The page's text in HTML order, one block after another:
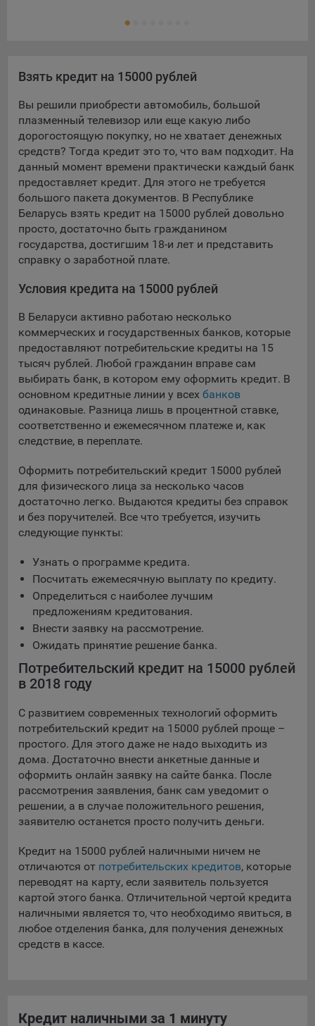
Google Analytics – сервис веб-аналитики,
Mountain View, CA 94043, USA.Политика
конфиденциальности Google.
Matomo — это система веб-аналитики, которая позволяет
следит за доступностью сервисов, предоставляемых
myfin.by.
Адрес: ООО «Рэкун технолоджи», 220069 г. Минск, пр-т
Дзержинского, д.3Б, пом.44.
Пиксель VK Рекламы - сервис позволяет показывать
рекламу на площадке VK пользователям, которые
посещали сайт.
Адрес: ООО «ВК», РФ, 125167, г. Москва, Ленинградский
проспект, д. 39, стр. 79, БЦ «SkyLight».
выбора (например, языкового). Техническая аналитика
используется для обеспечения корректной работы сайта.
Компании, которой мы поручаем обработку данных для
данной цели:
Сервис хранения информации, предоставляемый
компанией, согласно договора аренды ООО «Рэкун
технолоджи», 220069 г. Минск, пр-т Дзержинского, д.3Б,
пом.44.
Рекламные Cookie
Отключение рекламных cookie-файлы не позволит
принимать меры по совершенствованию работы
Сайта, исходя из предпочтений пользователя, а также
материалов по наиболее актуальному, подходящему
назначению для каждого конкретного пользователя.
Компании, которым мы поручаем обработку данных для
данной цели:
Яндекса рекламная сеть (Yandex Mobile Ads, ADFOX) -
Europe AG, Werftestrasse 4, CH-6005 Luzern, Switzerland.
Google Ads - сервис показа контекстной рекламы,
предоставляемый компанией Google Ireland Ltd, Gordon
House Barrow Street Dublin 4, D04E5W5 Ireland.
Сохранить мои изменения
Сохранить по умолчанию
Взять кредит на 15000 рублей
Вы решили приобрести автомобиль, большой
плазменный телевизор или еще какую либо
дорогостоящую покупку, но не хватает денежных
средств? Тогда кредит это то, что вам подходит. На
данный момент времени практически каждый банк
предоставляет кредит. Для этого не требуется
большого пакета документов. В Республике
Беларусь взять кредит на 15000 рублей довольно
просто, достаточно быть гражданином
государства, достигшим 18-и лет и представить
справку о заработной плате.
Условия кредита на 15000 рублей
В Беларуси активно работаю несколько
коммерческих и государственных банков, которые
предоставляют потребительские кредиты на 15
тысяч рублей. Любой гражданин вправе сам
выбирать банк, в котором ему оформить кредит. В
основном кредитные линии у всех банков
одинаковые. Разница лишь в процентной ставке,
соответственно и ежемесячном платеже и, как
следствие, в переплате.
Оформить потребительский кредит 15000 рублей
для физического лица за несколько часов
достаточно легко. Выдаются кредиты без справок
и без поручителей. Все что требуется, изучить
следующие пункты:
Узнать о программе кредита.
Посчитать ежемесячную выплату по кредиту.
Определиться с наиболее лучшим
предложениям кредитования.
Внести заявку на рассмотрение.
Ожидать принятие решение банка.
Потребительский кредит на 15000 рублей
в 2018 году
С развитием современных технологий оформить
потребительский кредит на 15000 рублей проще –
простого. Для этого даже не надо выходить из
дома. Достаточно внести анкетные данные и
оформить онлайн заявку на сайте банка. После
рассмотрения заявления, банк сам уведомит о
решении, а в случае положительного решения,
заявителю останется просто получить деньги.
Кредит на 15000 рублей наличными ничем не
отличаются от потребительских кредитов, которые
переводят на карту, если заявитель пользуется
картой этого банка. Отличительной чертой кредита
наличными является то, что необходимо явиться, в
любое отделения банка, для получения денежных
средств в кассе.
Кредит наличными за 1 минуту